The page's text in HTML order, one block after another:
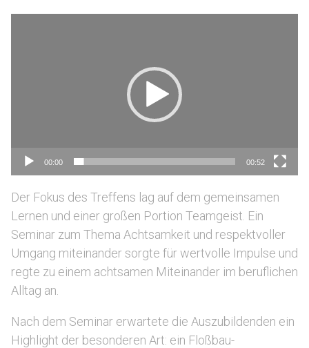
00:00 00:52
Der Fokus des Treffens lag auf dem gemeinsamen
Lernen und einer großen Portion Teamgeist. Ein
Seminar zum Thema Achtsamkeit und respektvoller
Umgang miteinander sorgte für wertvolle Impulse und
regte zu einem achtsamen Miteinander im beruflichen
Alltag an.
Nach dem Seminar erwartete die Auszubildenden ein
Highlight der besonderen Art: ein Floßbau-